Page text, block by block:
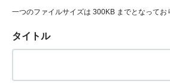
一つのファイルサイズは 300KB までとなってお
タイトル